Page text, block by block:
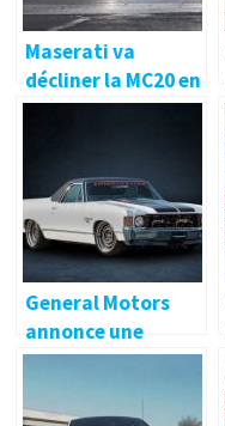
Maserati va
décliner la MC20 en
cabriolet, les
General Motors
annonce une
stratégie pour